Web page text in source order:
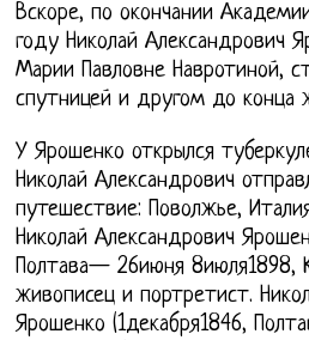
Вскоре, по окончании
году Николай Александрович
Марии Павловне Навротиной,
спутницей и другом до конца
У Ярошенко открылся
Николай Александрович
путешествие: Поволжье,
Николай Александрович
Полтава— 26июня 8июля1898,
живописец и портретист.
Ярошенко (1декабря1846,